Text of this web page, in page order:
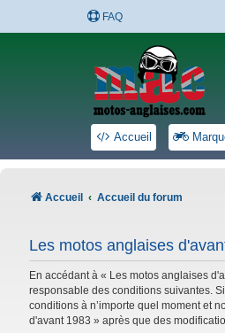
FAQ
Accueil
Accueil Accueil du forum
Les motos anglaises
En accédant à « Les motos anglaises
responsable des conditions suivantes.
conditions à n’importe quel moment et
d'avant 1983 » après que des